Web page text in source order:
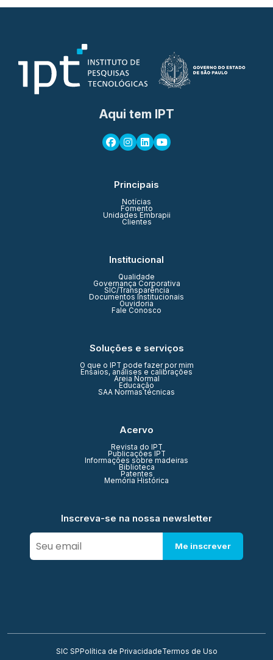
Aqui tem IPT
Principais
Notícias
Fomento
Unidades Embrapii
Clientes
Institucional
Qualidade
Governança Corporativa
SIC/Transparência
Documentos Institucionais
Ouvidoria
Fale Conosco
Soluções e serviços
O que o IPT pode fazer por mim
Ensaios, análises e calibrações
Areia Normal
Educação
SAA Normas técnicas
Acervo
Revista do IPT
Publicações IPT
Informações sobre madeiras
Biblioteca
Patentes
Memória Histórica
Inscreva-se na nossa newsletter
Me inscrever
SIC SP Política de PrivacidadeTermos de Uso